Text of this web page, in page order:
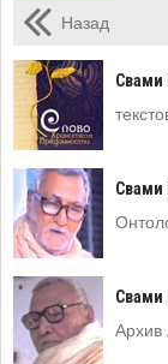
Назад
Свами
Свами
Свами
Архив